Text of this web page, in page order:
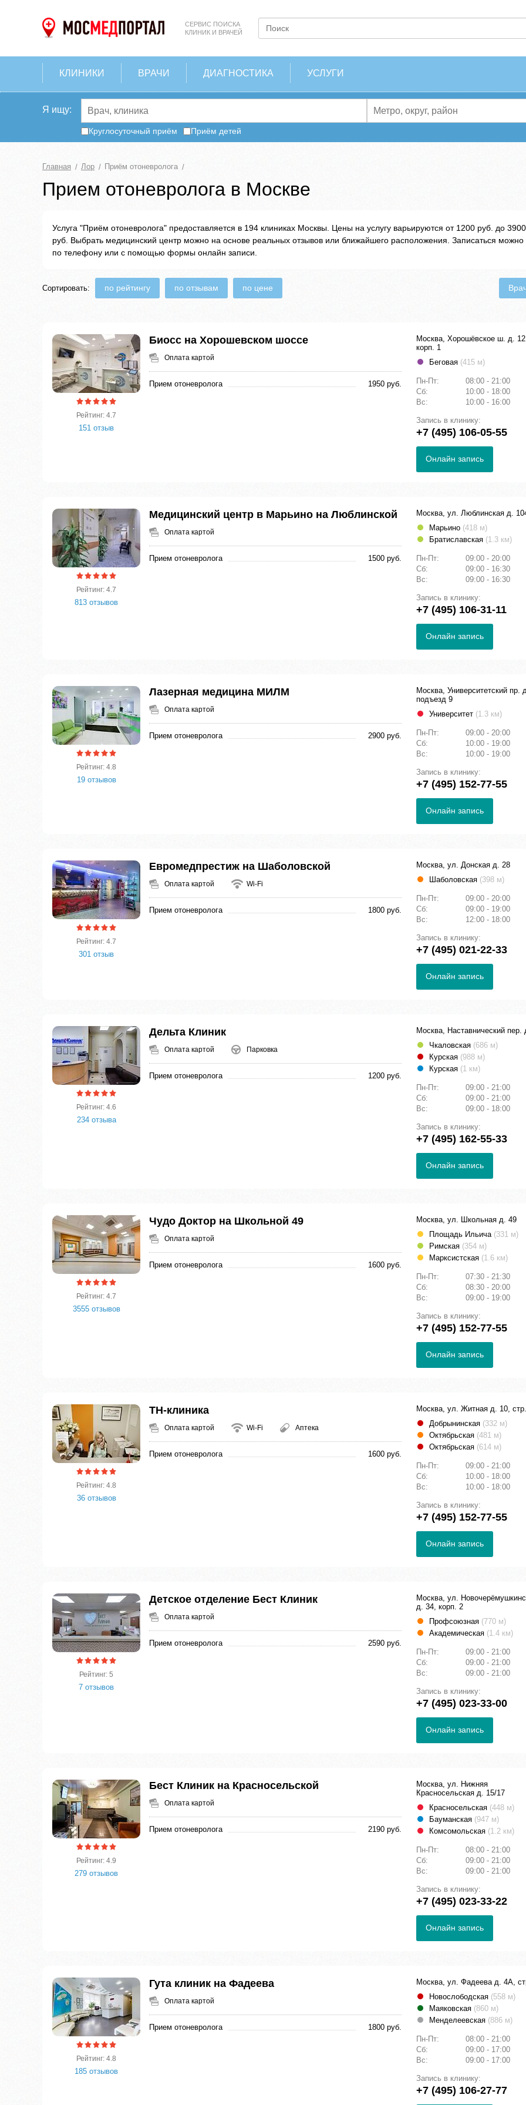
СЕРВИС ПОИСКА
КЛИНИК И ВРАЧЕЙ
КЛИНИКИ ВРАЧИ ДИАГНОСТИКА УСЛУГИ
Я ищу:
Круглосуточный приём Приём детей
Главная Лор Приём отоневролога
Прием отоневролога в Москве
Услуга "Приём отоневролога" предоставляется в 194 клиниках Москвы. Цены на услугу варьируются от 1200 руб. до 3900
руб. Выбрать медицинский центр можно на основе реальных отзывов или ближайшего расположения. Записаться можно
по телефону или с помощью формы онлайн записи.
Сортировать: по рейтингу по отзывам по цене
Рейтинг: 4.7
151 отзыв
Биосс на Хорошевском шоссе
Оплата картой
Прием отоневролога 1950 руб.
Москва, Хорошёвское ш. д.
корп. 1
Беговая (415 м)
Пн-Пт:
08:00 - 21:00
Сб:
10:00 - 18:00
Вс:
10:00 - 16:00
Запись в клинику:
+7 (495) 106-05-55
Онлайн запись
Рейтинг: 4.7
813 отзывов
Медицинский центр в Марьино на Люблинской
Оплата картой
Прием отоневролога 1500 руб.
Москва, ул. Люблинская д.
Марьино (418 м)
Братиславская (1.3 км)
Пн-Пт:
09:00 - 20:00
Сб:
09:00 - 16:30
Вс:
09:00 - 16:30
Запись в клинику:
+7 (495) 106-31-11
Онлайн запись
Рейтинг: 4.8
19 отзывов
Лазерная медицина МИЛМ
Оплата картой
Прием отоневролога 2900 руб.
Москва, Университетский пр.
подъезд 9
Университет (1.3 км)
Пн-Пт:
09:00 - 20:00
Сб:
10:00 - 19:00
Вс:
10:00 - 19:00
Запись в клинику:
+7 (495) 152-77-55
Онлайн запись
Рейтинг: 4.7
301 отзыв
Евромедпрестиж на Шаболовской
Оплата картой Wi-Fi
Прием отоневролога 1800 руб.
Москва, ул. Донская д. 28
Шаболовская (398 м)
Пн-Пт:
09:00 - 20:00
Сб:
09:00 - 19:00
Вс:
12:00 - 18:00
Запись в клинику:
+7 (495) 021-22-33
Онлайн запись
Рейтинг: 4.6
234 отзыва
Дельта Клиник
Оплата картой Парковка
Прием отоневролога 1200 руб.
Москва, Наставнический пер.
Чкаловская (686 м)
Курская (988 м)
Курская (1 км)
Пн-Пт:
09:00 - 21:00
Сб:
09:00 - 21:00
Вс:
09:00 - 18:00
Запись в клинику:
+7 (495) 162-55-33
Онлайн запись
Рейтинг: 4.7
3555 отзывов
Чудо Доктор на Школьной 49
Оплата картой
Прием отоневролога 1600 руб.
Москва, ул. Школьная д. 49
Площадь Ильича (331 м)
Римская (354 м)
Марксистская (1.6 км)
Пн-Пт:
07:30 - 21:30
Сб:
08:30 - 20:00
Вс:
09:00 - 19:00
Запись в клинику:
+7 (495) 152-77-55
Онлайн запись
Рейтинг: 4.8
36 отзывов
ТН-клиника
Оплата картой Wi-Fi Аптека
Прием отоневролога 1600 руб.
Москва, ул. Житная д. 10,
Добрынинская (332 м)
Октябрьская (481 м)
Октябрьская (614 м)
Пн-Пт:
09:00 - 21:00
Сб:
10:00 - 18:00
Вс:
10:00 - 18:00
Запись в клинику:
+7 (495) 152-77-55
Онлайн запись
Рейтинг: 5
7 отзывов
Детское отделение Бест Клиник
Оплата картой
Прием отоневролога 2590 руб.
Москва, ул.
д. 34, корп. 2
Профсоюзная (770 м)
Академическая (1.4 км)
Пн-Пт:
09:00 - 21:00
Сб:
09:00 - 21:00
Вс:
09:00 - 21:00
Запись в клинику:
+7 (495) 023-33-00
Онлайн запись
Рейтинг: 4.9
279 отзывов
Бест Клиник на Красносельской
Оплата картой
Прием отоневролога 2190 руб.
Москва, ул. Нижняя
Красносельская д. 15/17
Красносельская (448 м)
Бауманская (947 м)
Комсомольская (1.2 км)
Пн-Пт:
08:00 - 21:00
Сб:
09:00 - 21:00
Вс:
09:00 - 21:00
Запись в клинику:
+7 (495) 023-33-22
Онлайн запись
Рейтинг: 4.8
185 отзывов
Гута клиник на Фадеева
Оплата картой
Прием отоневролога 1800 руб.
Москва, ул. Фадеева д. 4А,
Новослободская (558 м)
Маяковская (860 м)
Менделеевская (886 м)
Пн-Пт:
08:00 - 21:00
Сб:
09:00 - 17:00
Вс:
09:00 - 17:00
Запись в клинику:
+7 (495) 106-27-77